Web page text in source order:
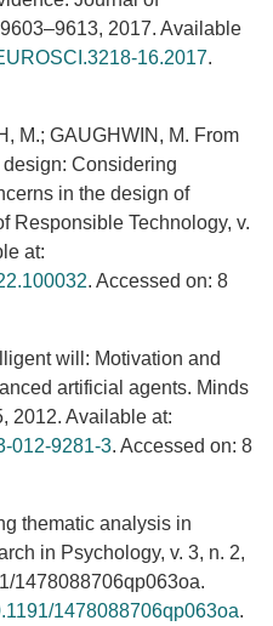
2017. Available
16.2017.
M.; GAUGHWIN, M. From
Considering
in the design of
Responsible Technology, v.
at:
. Accessed on: 8
will: Motivation and
artificial agents. Minds
2012. Available at:
012-9281-3. Accessed on: 8
thematic analysis in
in Psychology, v. 3, n. 2,
1478088706qp063oa.
1478088706qp063oa.